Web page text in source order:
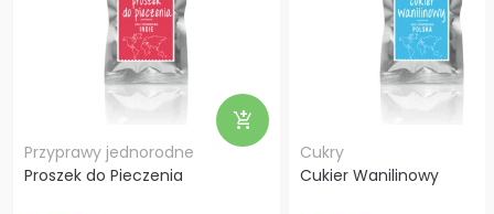
add_shopping_cart
Przyprawy jednorodne
Proszek do Pieczenia
Cukry
Cukier Wanilinowy